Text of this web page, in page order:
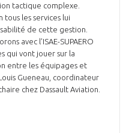
tactique complexe.
tous les services lui
de cette gestion.
avec l’ISAE-SUPAERO
qui vont jouer sur la
entre les équipages et
Gueneau, coordinateur
chez Dassault Aviation.